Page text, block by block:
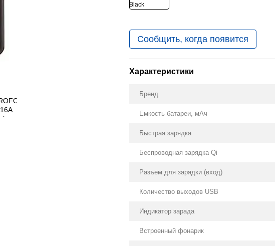
Сообщить, когда появится
Характеристики
Бренд
Емкость батареи, мАч
Быстрая зарядка
Беспроводная зарядка Qi
Разъем для зарядки (вход)
Количество выходов USB
Индикатор зарада
Встроенный фонарик